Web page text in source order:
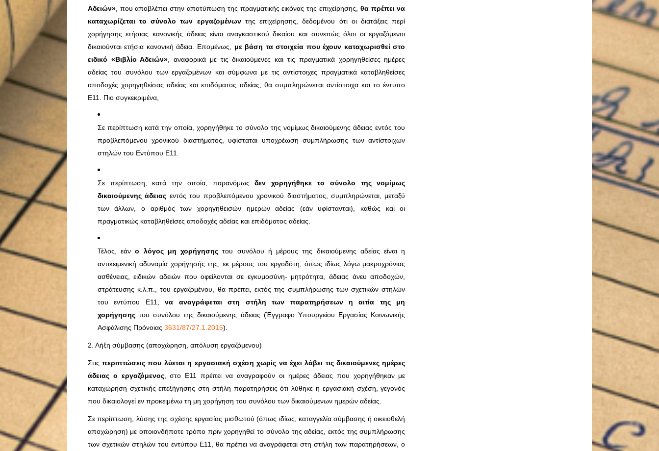
Αδειών», που αποβλέπει στην αποτύπωση της πραγματικής εικόνας της επιχείρησης, θα πρέπει να
καταχωρίζεται το σύνολο των εργαζομένων της επιχείρησης, δεδομένου ότι οι διατάξεις περί
χορήγησης ετήσιας κανονικής άδειας είναι αναγκαστικού δικαίου και συνεπώς όλοι οι εργαζόμενοι
δικαιούνται ετήσια κανονική άδεια. Επομένως, με βάση τα στοιχεία που έχουν καταχωρισθεί στο
ειδικό «Βιβλίο Αδειών» , αναφορικά με τις δικαιούμενες και τις πραγματικά χορηγηθείσες ημέρες
αδείας του συνόλου των εργαζομένων και σύμφωνα με τις αντίστοιχες πραγματικά καταβληθείσες
αποδοχές χορηγηθείσας αδείας και επιδόματος αδείας, θα συμπληρώνεται αντίστοιχα και το έντυπο
Ε11. Πιο συγκεκριμένα,
Σε περίπτωση κατά την οποία, χορηγήθηκε το σύνολο της νομίμως δικαιούμενης άδειας εντός του
προβλεπόμενου χρονικού διαστήματος, υφίσταται υποχρέωση συμπλήρωσης των αντίστοιχων
στηλών του Εντύπου Ε11.
Σε περίπτωση, κατά την οποία, παρανόμωςδεν χορηγήθηκε το σύνολο της νομίμως
δικαιούμενης άδειας εντός του προβλεπόμενου χρονικού διαστήματος, συμπληρώνεται, μεταξύ
των άλλων, ο αριθμός των χορηγηθεισών ημερών αδείας (εάν υφίστανται), καθώς και οι
πραγματικώς καταβληθείσες αποδοχές αδείας και επιδόματος αδείας.
Τέλος, εάνο λόγος μη χορήγησης του συνόλου ή μέρους της δικαιούμενης αδείας είναι η
αντικειμενική αδυναμία χορήγησής της, εκ μέρους του εργοδότη, όπως ιδίως λόγω μακροχρόνιας
ασθένειας, ειδικών αδειών που οφείλονται σε εγκυμοσύνη- μητρότητα, άδειας άνευ αποδοχών,
στράτευσης κ.λ.π., του εργαζομένου, θα πρέπει, εκτός της συμπλήρωσης των σχετικών στηλών
του εντύπου Ε11,να αναγράφεται στη στήλη των παρατηρήσεων η αιτία της μη
χορήγησηςτου συνόλου της δικαιούμενης άδειας (Έγγραφο Υπουργείου Εργασίας Κοινωνικής
Ασφάλισης Πρόνοιας 3631/87/27.1.2015).
2. Λήξη σύμβασης (αποχώρηση, απόλυση εργαζόμενου)
Στιςπεριπτώσεις που λύεται η εργασιακή σχέση χωρίς να έχει λάβει τις δικαιούμενες ημέρες
άδειας ο εργαζόμενος, στο Ε11 πρέπει να αναγραφούν οι ημέρες άδειας που χορηγήθηκαν με
καταχώρηση σχετικής επεξήγησης στη στήλη παρατηρήσεις ότι λύθηκε η εργασιακή σχέση, γεγονός
που δικαιολογεί εν προκειμένω τη μη χορήγηση του συνόλου των δικαιούμενων ημερών αδείας.
Σε περίπτωση, λύσης της σχέσης εργασίας μισθωτού (όπως ιδίως, καταγγελία σύμβασης ή οικειοθελή
αποχώρηση) με οποιονδήποτε τρόπο πριν χορηγηθεί το σύνολο της αδείας, εκτός της συμπλήρωσης
των σχετικών στηλών του εντύπου Ε11, θα πρέπει να αναγράφεται στη στήλη των παρατηρήσεων, ο